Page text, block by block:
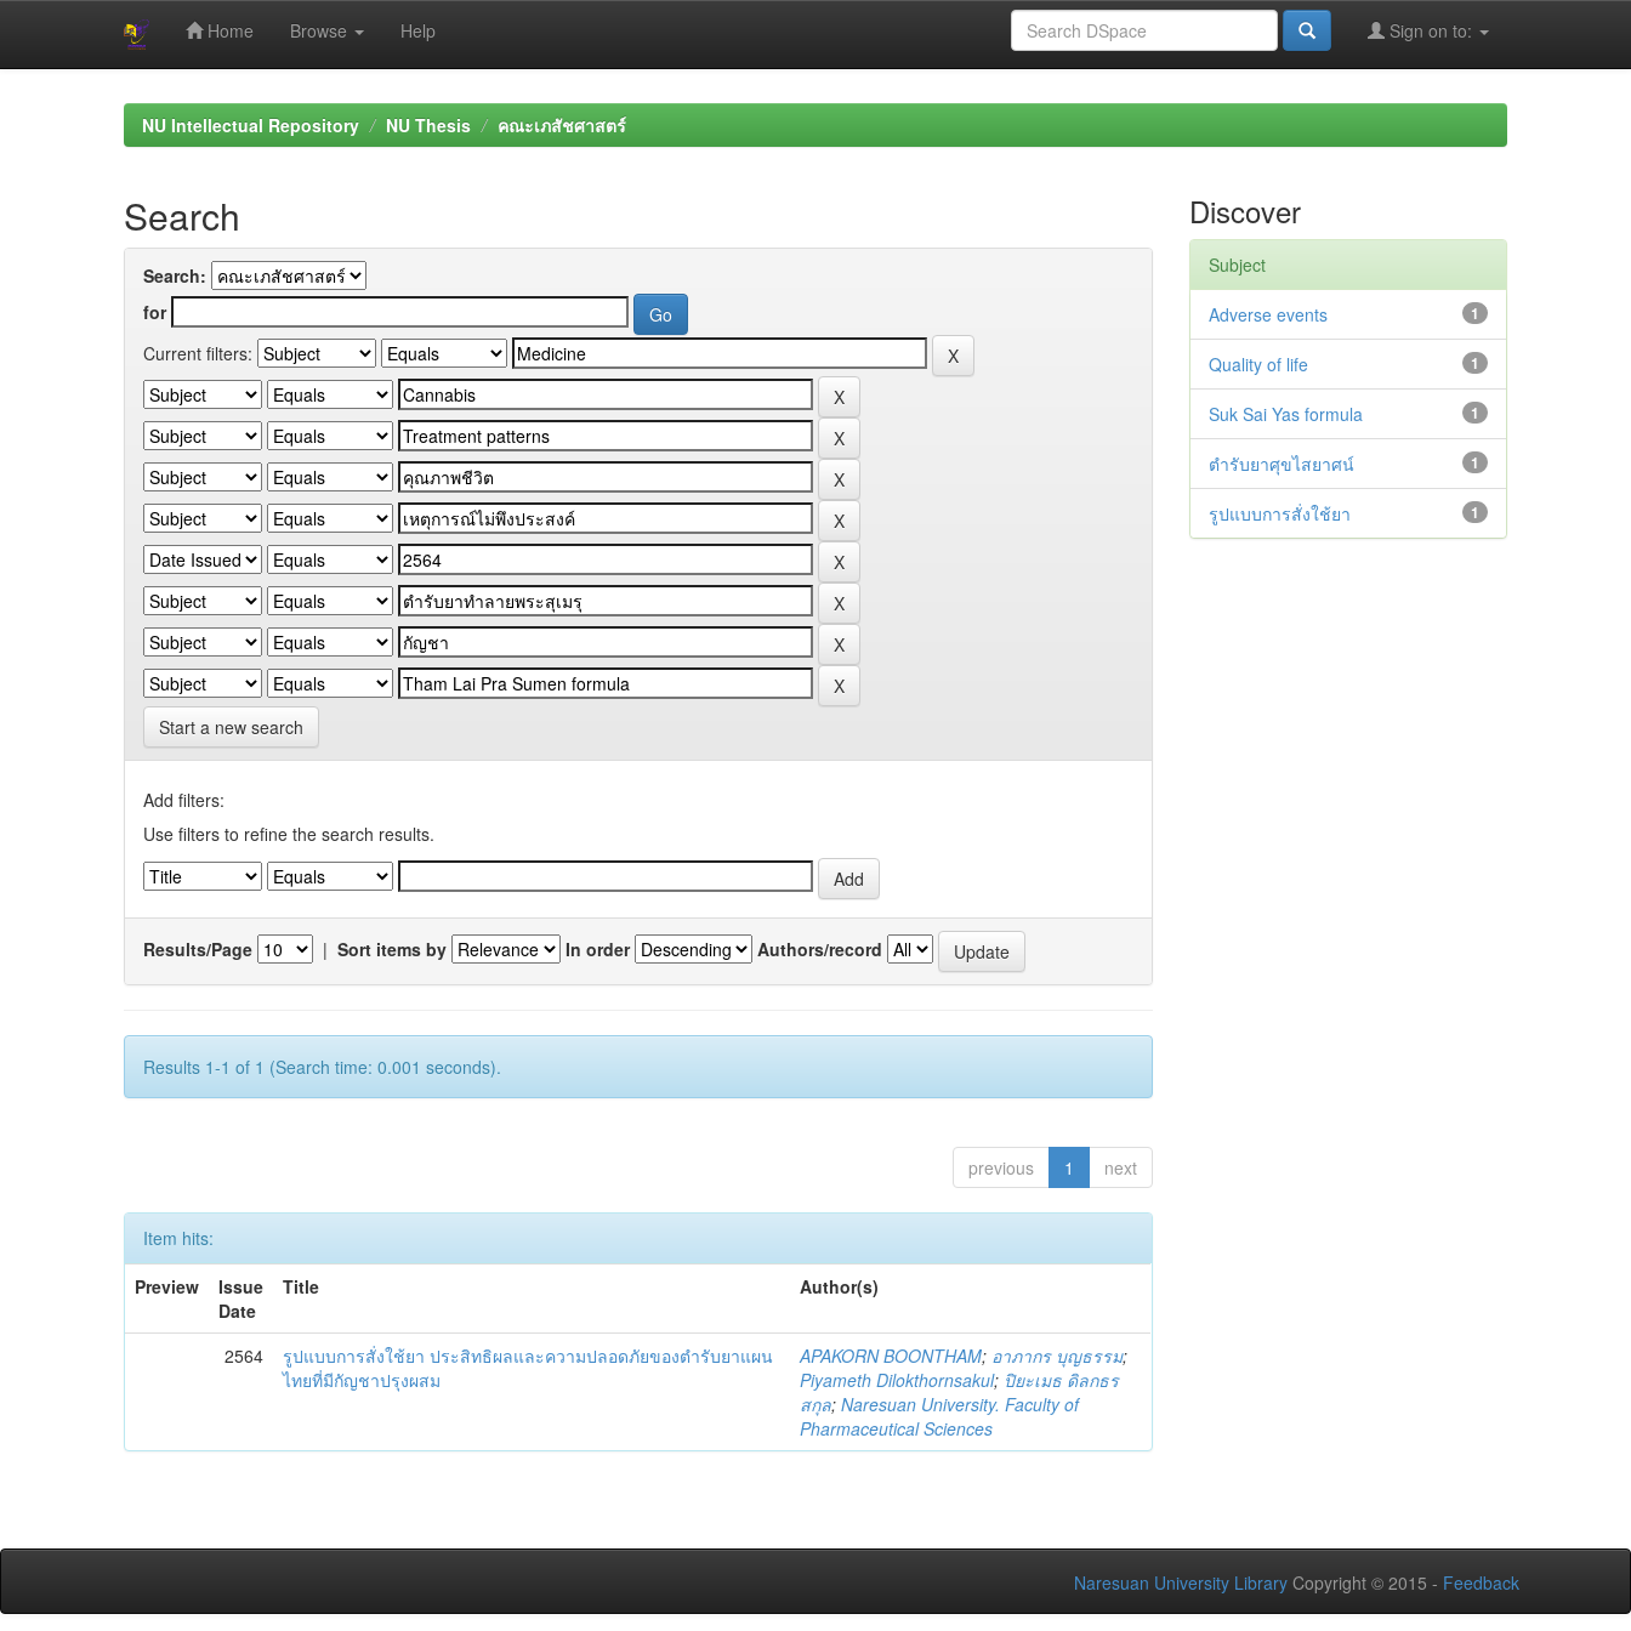
Home Browse Help Sign on to:
NU Intellectual Repository NU Thesis คณะเภสัชศาสตร์
Search
Search:
for
Current filters:
Start a new search
Add filters:
Use filters to refine the search results.
Results/Page | Sort items by In order Authors/record
Results 1-1 of 1 (Search time: 0.001 seconds).
previous 1 next
Item hits:
Preview
Issue
Date
Title Author(s)
2564
รูปแบบการสั่งใช้ยา ประสิทธิผลและความปลอดภัยของตำรับยาแผน
ไทยที่มีกัญชาปรุงผสม
APAKORN BOONTHAM; อาภากร บุญธรรม;
Piyameth Dilokthornsakul; ปิยะเมธ ดิลกธร
สกุล;Naresuan University. Faculty of
Pharmaceutical Sciences
Discover
Subject
1
Adverse events
1
Quality of life
1
Suk Sai Yas formula
1
ตำรับยาศุขไสยาศน์
1
รูปแบบการสั่งใช้ยา
Naresuan University Library Copyright © 2015 - Feedback